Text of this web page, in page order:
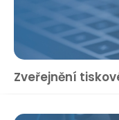
Zveřejnění